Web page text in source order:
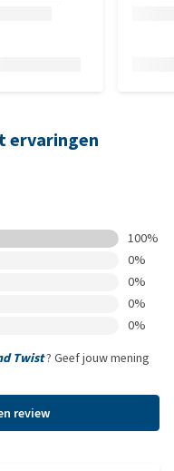
ervaringen
100%
0%
0%
0%
0%
Twist? Geef jouw mening
review